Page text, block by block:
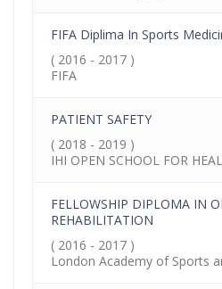
FIFA Diplima In Sports
( 2016 - 2017 )
FIFA
PATIENT SAFETY
( 2018 - 2019 )
IHI OPEN SCHOOL FOR
FELLOWSHIP DIPLOMA IN
REHABILITATION
( 2016 - 2017 )
London Academy of Sports